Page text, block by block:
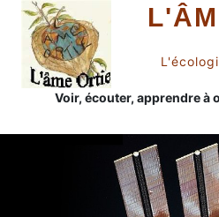
Voir, écouter, apprendre à